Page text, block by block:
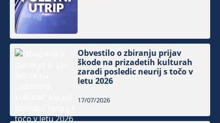
Obvestilo o zbiranju prijav
škode na prizadetih kulturah
zaradi posledic neurij s točo v
letu 2026
17/07/2026